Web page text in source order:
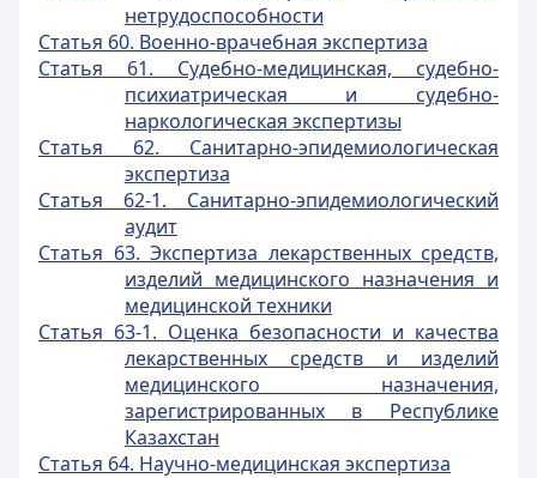
нетрудоспособности
Статья 60. Военно-врачебная экспертиза
Статья 61. Судебно-медицинская, судебно-
психиатрическая и судебно-
наркологическая экспертизы
Статья 62. Санитарно-эпидемиологическая
экспертиза
Статья 62-1. Санитарно-эпидемиологический
аудит
Статья 63. Экспертиза лекарственных средств,
изделий медицинского назначения и
медицинской техники
Статья 63-1. Оценка безопасности и качества
лекарственных средств и изделий
медицинского назначения,
зарегистрированных в Республике
Казахстан
Статья 64. Научно-медицинская экспертиза